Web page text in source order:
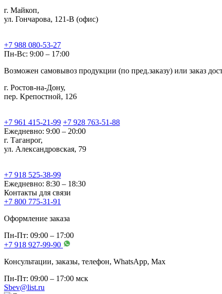
г. Майкоп,
ул. Гончарова, 121-В (офис)
+7 988 080-53-27
Пн-Вс: 9:00 – 17:00
Возможен самовывоз продукции (по пред.заказу) или заказ
г. Ростов-на-Дону,
пер. Крепостной, 126
+7 961 415-21-99 +7 928 763-51-88
Ежедневно: 9:00 – 20:00
г. Таганрог,
ул. Александровская, 79
+7 918 525-38-99
Ежедневно: 8:30 – 18:30
Контакты для связи
+7 800 775-31-91
Оформление заказа
Пн-Пт: 09:00 – 17:00
+7 918 927-99-90
Консультации, заказы, телефон, WhatsApp, Мах
Пн-Пт: 09:00 – 17:00 мск
Sbev@list.ru